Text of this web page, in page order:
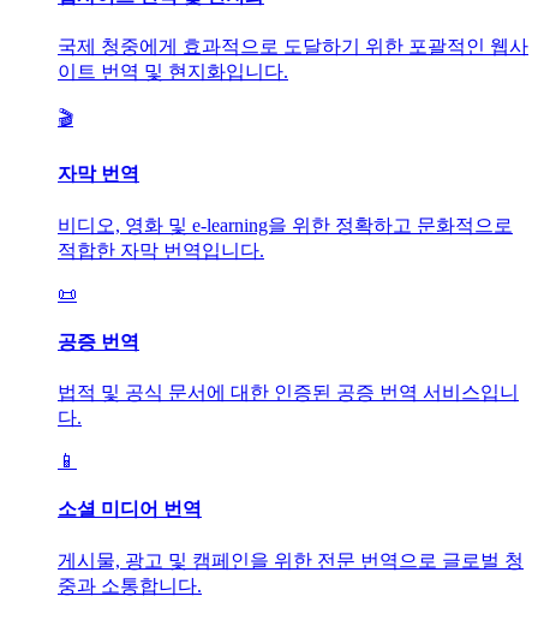
국제 청중에게 효과적으로 도달하기 위한 포괄적인 웹사
이트 번역 및 현지화입니다.
🎬
자막 번역
비디오, 영화 및 e-learning을 위한 정확하고 문화적으로
적합한 자막 번역입니다.
📜
공증 번역
법적 및 공식 문서에 대한 인증된 공증 번역 서비스입니
다.
📱
소셜 미디어 번역
게시물, 광고 및 캠페인을 위한 전문 번역으로 글로벌 청
중과 소통합니다.